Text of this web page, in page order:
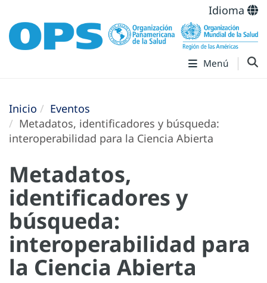
Idioma
Menú
Inicio
Eventos
Metadatos, identificadores y búsqueda:
interoperabilidad para la Ciencia Abierta
Metadatos,
identificadores y
búsqueda:
interoperabilidad para
la Ciencia Abierta